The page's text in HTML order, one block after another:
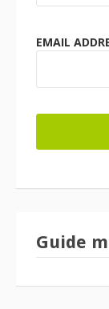
EMAIL
Guide